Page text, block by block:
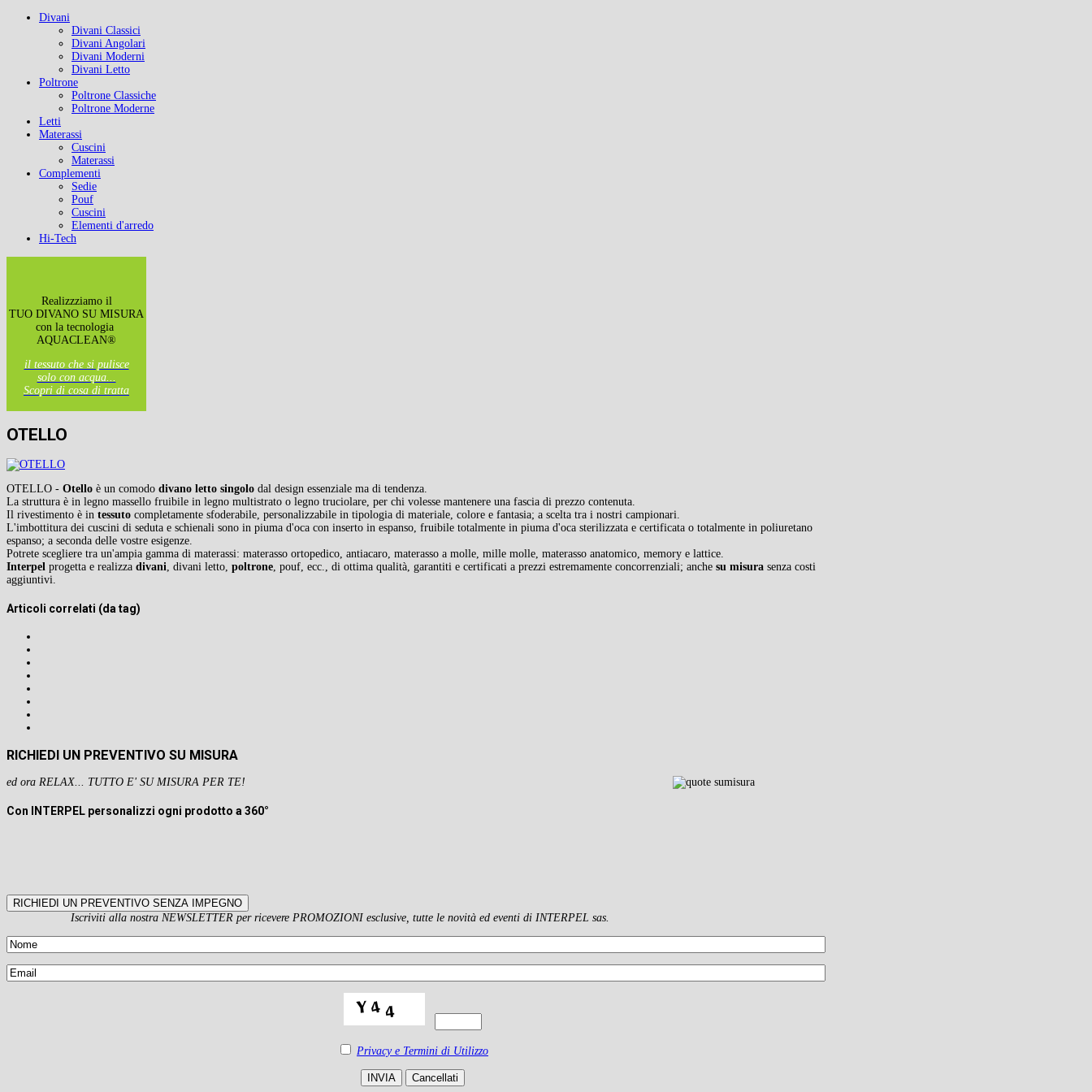
Divani
Divani Classici
Divani Angolari
Divani Moderni
Divani Letto
Poltrone
Poltrone Classiche
Poltrone Moderne
Letti
Materassi
Cuscini
Materassi
Complementi
Sedie
Pouf
Cuscini
Elementi d'arredo
Hi-Tech
Realizzziamo il
TUO DIVANO SU MISURA
con la tecnologia
AQUACLEAN®
il tessuto che si pulisce
solo con acqua...
Scopri di cosa di tratta
OTELLO
OTELLO - Otello è un comodo divano letto singolo dal design essenziale ma di tendenza.
La struttura è in legno massello fruibile in legno multistrato o legno truciolare, per chi volesse mantenere una fascia di prezzo contenuta.
Il rivestimento è in tessuto completamente sfoderabile, personalizzabile in tipologia di materiale, colore e fantasia; a scelta tra i nostri campionari.
L'imbottitura dei cuscini di seduta e schienali sono in piuma d'oca con inserto in espanso, fruibile totalmente in piuma d'oca sterilizzata e certificata o totalmente in poliuretano
espanso; a seconda delle vostre esigenze.
Potrete scegliere tra un'ampia gamma di materassi: materasso ortopedico, antiacaro, materasso a molle, mille molle, materasso anatomico, memory e lattice.
Interpel progetta e realizza divani, divani letto, poltrone, pouf, ecc., di ottima qualità, garantiti e certificati a prezzi estremamente concorrenziali; anche su misura senza costi
aggiuntivi.
Articoli correlati (da tag)
RICHIEDI UN PREVENTIVO SU MISURA
ed ora RELAX... TUTTO E' SU MISURA PER TE!
Con INTERPEL personalizzi ogni prodotto a 360°
RICHIEDI UN PREVENTIVO SENZA IMPEGNO
Iscriviti alla nostra NEWSLETTER per ricevere PROMOZIONI esclusive, tutte le novità ed eventi di INTERPEL sas.
Privacy e Termini di Utilizzo